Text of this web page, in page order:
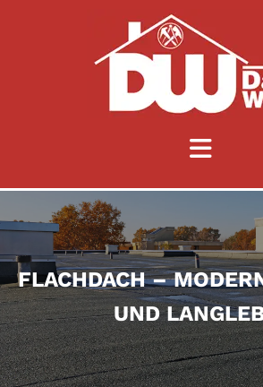
FLACHDACH –
UND